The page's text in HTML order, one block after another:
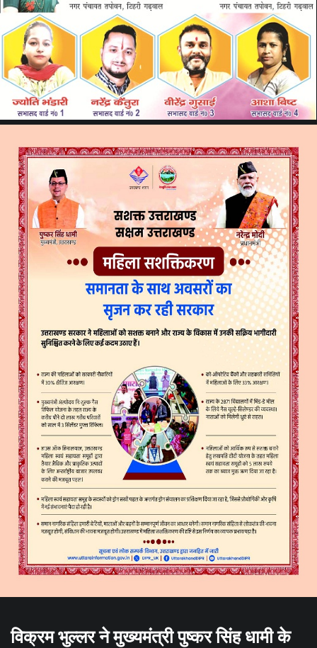
विक्रम भुल्लर ने मुख्यमंत्री पुष्कर सिंह धामी के